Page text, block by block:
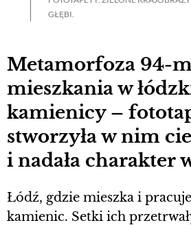
GŁĘBI.
Metamorfoza 94-
mieszkania w
kamienicy –
stworzyła w nim
i nadała charakter
Łódź, gdzie mieszka i
kamienic. Setki ich